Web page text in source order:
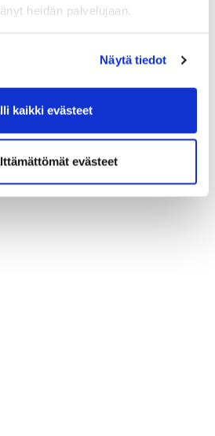
heidän palvelujaan.
Näytä tiedot
kaikki evästeet
evästeet